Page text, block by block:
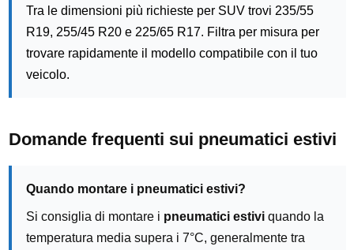
Tra le dimensioni più richieste per SUV trovi 235/55
R19, 255/45 R20 e 225/65 R17. Filtra per misura per
trovare rapidamente il modello compatibile con il tuo
veicolo.
Domande frequenti sui pneumatici estivi
Quando montare i pneumatici estivi?
Si consiglia di montare i pneumatici estiviquando la
temperatura media supera i 7°C, generalmente tra